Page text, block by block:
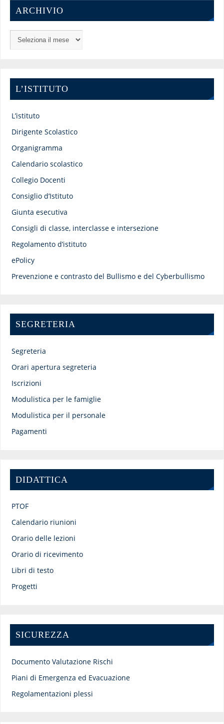
ARCHIVIO
L’ISTITUTO
L’istituto
Dirigente Scolastico
Organigramma
Calendario scolastico
Collegio Docenti
Consiglio d’Istituto
Giunta esecutiva
Consigli di classe, interclasse e intersezione
Regolamento d’istituto
ePolicy
Prevenzione e contrasto del Bullismo e del Cyberbullismo
SEGRETERIA
Segreteria
Orari apertura segreteria
Iscrizioni
Modulistica per le famiglie
Modulistica per il personale
Pagamenti
DIDATTICA
PTOF
Calendario riunioni
Orario delle lezioni
Orario di ricevimento
Libri di testo
Progetti
SICUREZZA
Documento Valutazione Rischi
Piani di Emergenza ed Evacuazione
Regolamentazioni plessi